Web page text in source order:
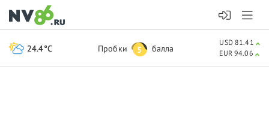
24.4°C Пробки 5 балла
USD 81.41
EUR 94.06